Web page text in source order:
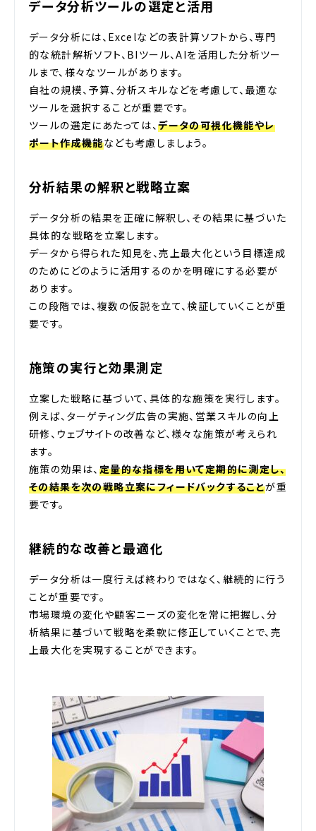
データ分析ツールの選定と活用
データ分析には、Excelなどの表計算ソフトから、専門
的な統計解析ソフト、BIツール、AIを活用した分析ツー
ルまで、様々なツールがあります。
自社の規模、予算、分析スキルなどを考慮して、最適な
ツールを選択することが重要です。
ツールの選定にあたっては、データの可視化機能やレ
ポート作成機能なども考慮しましょう。
分析結果の解釈と戦略立案
データ分析の結果を正確に解釈し、その結果に基づいた
具体的な戦略を立案します。
データから得られた知見を、売上最大化という目標達成
のためにどのように活用するのかを明確にする必要が
あります。
この段階では、複数の仮説を立て、検証していくことが重
要です。
施策の実行と効果測定
立案した戦略に基づいて、具体的な施策を実行します。
例えば、ターゲティング広告の実施、営業スキルの向上
研修、ウェブサイトの改善など、様々な施策が考えられ
ます。
施策の効果は、 定量的な指標を用いて定期的に測定し、
その結果を次の戦略立案にフィードバックすることが重
要です。
継続的な改善と最適化
データ分析は一度行えば終わりではなく、継続的に行う
ことが重要です。
市場環境の変化や顧客ニーズの変化を常に把握し、分
析結果に基づいて戦略を柔軟に修正していくことで、売
上最大化を実現することができます。